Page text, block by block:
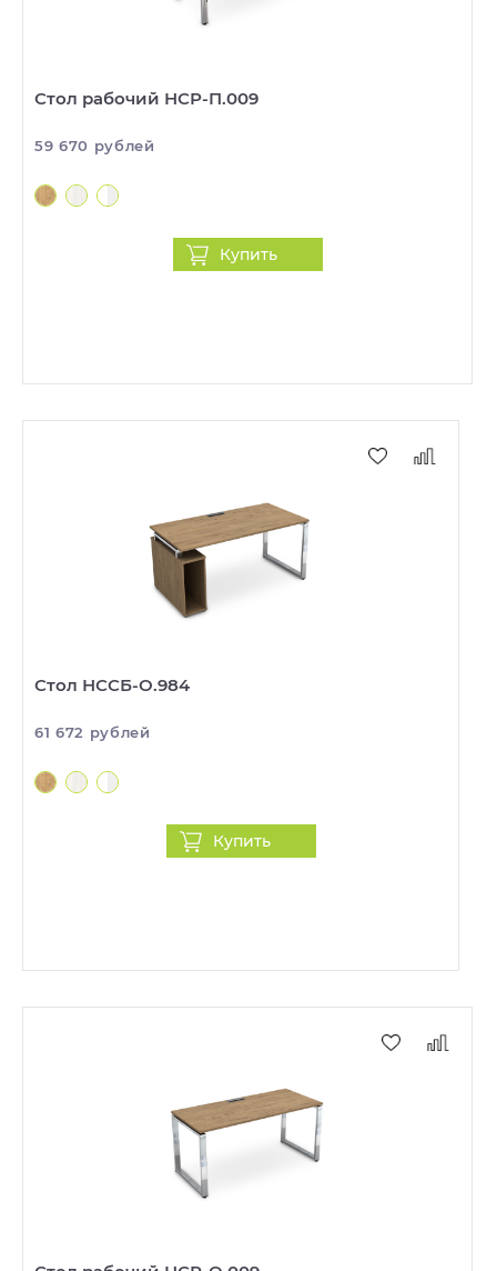
Стол рабочий НСР-П.009
59 670 рублей
Купить
Стол НССБ-О.984
61 672 рублей
Купить